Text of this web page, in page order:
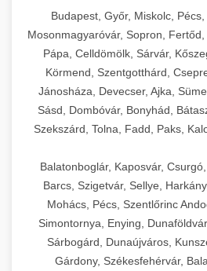
Budapest, Győr, Miskolc,
Mosonmagyaróvár, Sopron,
Pápa, Celldömölk, Sárvár,
Körmend, Szentgotthárd,
Jánosháza, Devecser, Ajka,
Sásd, Dombóvár, Bonyhád,
Szekszárd, Tolna, Fadd, Paks,
Balatonboglár, Kaposvár,
Barcs, Szigetvár, Sellye,
Mohács, Pécs, Szentlőrinc
Simontornya, Enying,
Sárbogárd, Dunaújváros,
Gárdony, Székesfehérvár,